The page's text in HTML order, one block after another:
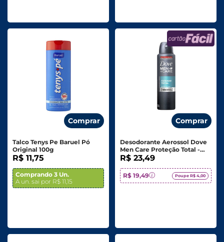
Comprar
Talco Tenys Pe Baruel Pó
Original 100g
R$ 11,75
Comprando 3 Un.
A un. sai por R$ 11,15
Comprar
Desodorante Aerossol Dove
Men Care Proteção Total -
200ml
R$ 23,49
R$ 19,49 Poupe R$ 4,00